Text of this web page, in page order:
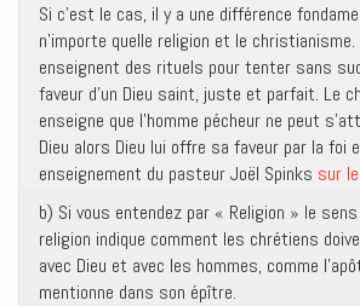
Si c’est le cas, il y a une différence
n’importe quelle religion et le
enseignent des rituels pour tenter sans
faveur d’un Dieu saint, juste et parfait. Le
enseigne que l’homme pécheur ne peut
Dieu alors Dieu lui offre sa faveur par la foi
enseignement du pasteur Joël Spinks sur
b) Si vous entendez par « Religion » le
religion indique comment les chrétiens
avec Dieu et avec les hommes, comme
mentionne dans son épître.